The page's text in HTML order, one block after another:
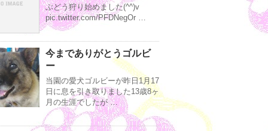
ぶどう狩り始めました(^^)v
pic.twitter.com/PFDNegOr …
今までありがとうゴルビ
ー
当園の愛犬ゴルビーが昨日1月17
日に息を引き取りました13歳8ヶ
月の生涯でしたが …